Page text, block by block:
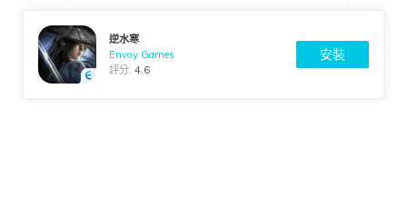
逆水寒
Envoy Games
評分:4.6
安裝